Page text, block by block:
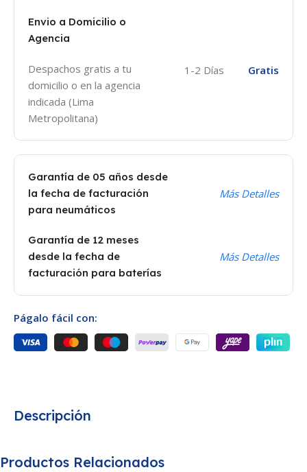
Descripción
Envio a Domicilio o
Agencia
Despachos gratis a tu
domicilio o en la agencia
indicada (Lima
Metropolitana)
1-2 Días Gratis
Garantía de 05 años desde
la fecha de facturación
para neumáticos
Más Detalles
Garantía de 12 meses
desde la fecha de
facturación para baterías
Más Detalles
Págalo fácil con:
Productos Relacionados